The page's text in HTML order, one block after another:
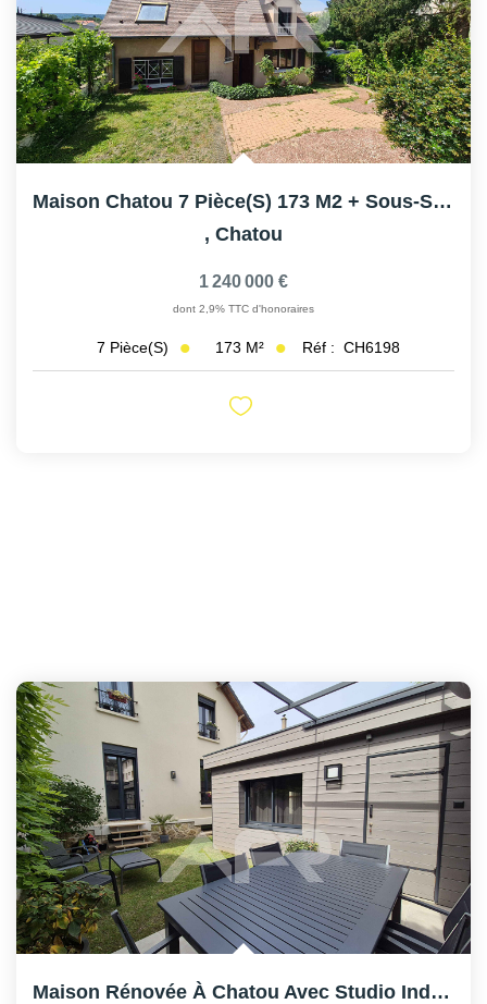
Maison Chatou 7 Pièce(s) 173 M2 + Sous-Sol 131 M2
, Chatou
1 240 000 €
dont 2,9% TTC d'honoraires
7 Pièce(s) 173 M² Réf : CH6198
Maison Rénovée À Chatou Avec Studio Indépendant